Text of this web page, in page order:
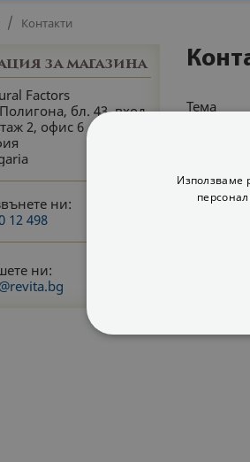
Контакти
ЗА МАГАЗИНА
Factors
бл. 43, вход
2, офис 6
ни:
12 498
ни:
Тема
Използваме